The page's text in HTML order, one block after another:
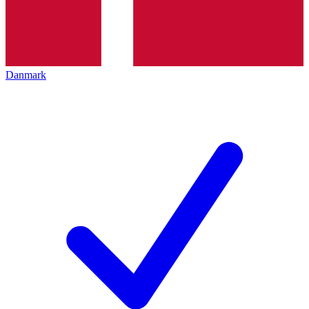
Danmark